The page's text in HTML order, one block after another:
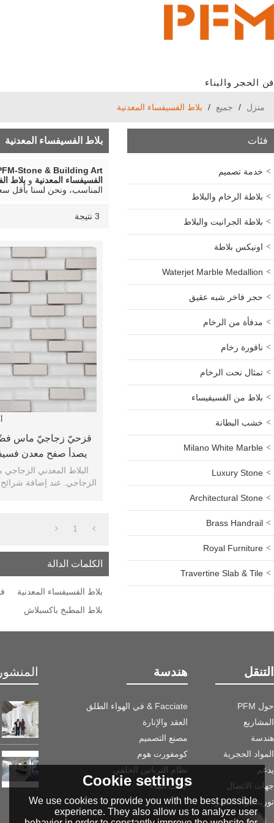
فن الحجر والبناء
منزل / جميع / بلاط الفسيفساء المعدنية
فئات
خدمة تصميم
بلاطة الرخام والبلاط
بلاطة الجرانيت والبلاط
اونيكس بلاطة
Waterjet Marble Medallion
حجر فاخر شبه عقيق
مدفأة من الرخام
نافورة رخام
تمثال نحت الرخام
بلاط من الفسيفيساء
خشب البطانة
Milano White Marble
Luxury Stone
Architectural Stone
Brass Handrail
Royal Furniture
Travertine Slab & Tile
بلاط الفسيفساء المعدنية
Stone & Building Art
الفسيفساء المعدنية و بلاط
المناسب، ونحن لسنا بأقل
3 نتيجة قائمة
قزحيّ زجاجيّ ماس
يصدأ صفح معدن
زجاج
البلاط المعدني
الزجاجي. عند إضافة
1
الكلمات الدالة
بلاط الفسيفساء المعدنية
بلاط المطبخ باكسبلاش
التنقل
حول PFM
المشاريع
هندسة
المواد الحجرية
يدعم
جهات الاتصال
توريد مواد الحجر
هندسة
Facciate & في الهواء الطلق
العقد والإنارة
مصنع التصميم
كومفورت هوم
نظام الترباس الخلفي
جانب الماء
Cookie settings
We use cookies to provide you with the best possible
experience. They also allow us to analyze user